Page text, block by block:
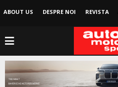
ABOUT US DESPRE NOI REVISTA